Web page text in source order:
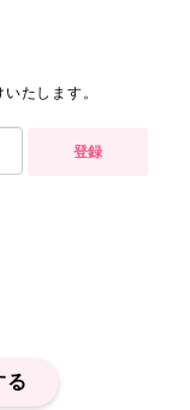
たします。
登録
る